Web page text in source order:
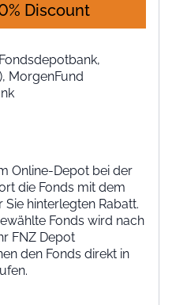
Discount
MorgenFund
Online-Depot bei der
die Fonds mit dem
hinterlegten Rabatt.
Fonds wird nach
FNZ Depot
den Fonds direkt in